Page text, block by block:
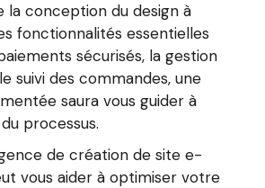
la conception du design à
fonctionnalités essentielles
sécurisés, la gestion
suivi des commandes, une
saura vous guider à
processus.
de création de site e-
vous aider à optimiser votre